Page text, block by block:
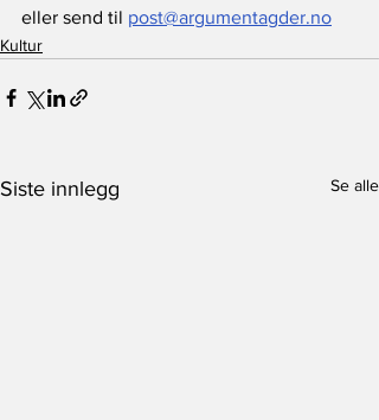
eller send til post@argumentagder.no
Kultur
Siste innlegg Se alle